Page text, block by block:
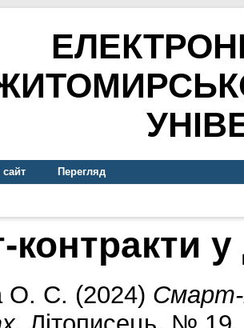
сайт Перегляд
у
О. С. (2024) Смарт-